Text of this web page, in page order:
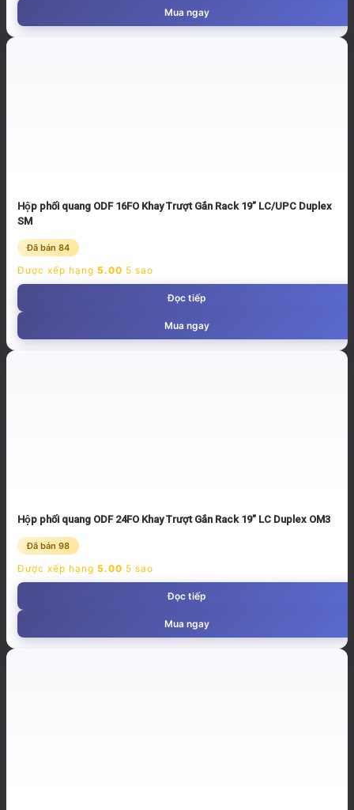
Mua ngay
Hộp phối quang ODF 16FO Khay Trượt Gắn Rack 19” LC/UPC Duplex
SM
Đã bán 84
Được xếp hạng 5.00 5 sao
Đọc tiếp
Mua ngay
Hộp phối quang ODF 24FO Khay Trượt Gắn Rack 19” LC Duplex OM3
Đã bán 98
Được xếp hạng 5.00 5 sao
Đọc tiếp
Mua ngay